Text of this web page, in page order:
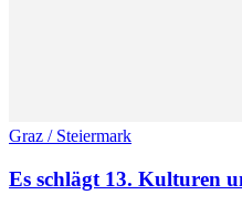
Graz / Steiermark
Es schlägt 13. Kulturen